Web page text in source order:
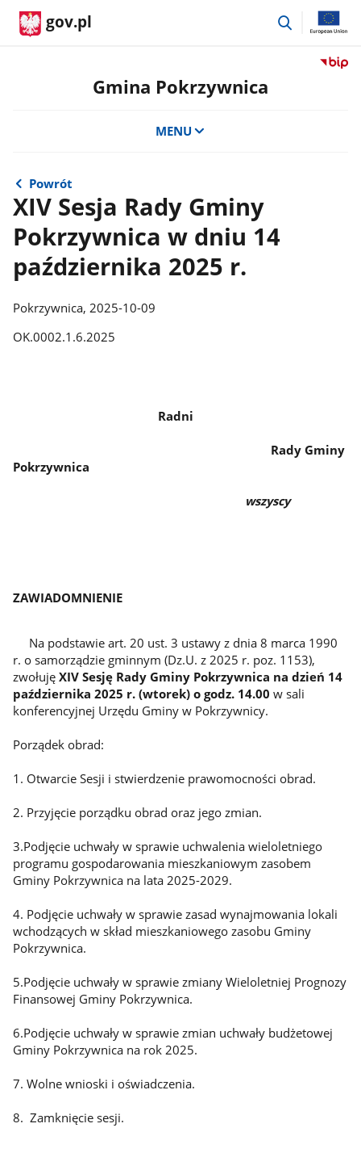
gov.pl
przejdź
Przejdź
Gmina Pokrzywnica
MENU
Powrót
XIV Sesja Rady Gminy
Pokrzywnica w dniu 14
października 2025 r.
Pokrzywnica, 2025-10-09
OK.0002.1.6.2025
Radni
Rady Gminy
Pokrzywnica
wszyscy
ZAWIADOMNIENIE
Na podstawie art. 20 ust. 3 ustawy z dnia 8 marca 1990
r. o samorządzie gminnym (Dz.U. z 2025 r. poz. 1153),
zwołuję XIV Sesję Rady Gminy Pokrzywnica na dzień 14
października 2025 r. (wtorek) o godz. 14.00 w sali
konferencyjnej Urzędu Gminy w Pokrzywnicy.
Porządek obrad:
1. Otwarcie Sesji i stwierdzenie prawomocności obrad.
2. Przyjęcie porządku obrad oraz jego zmian.
3.Podjęcie uchwały w sprawie uchwalenia wieloletniego
programu gospodarowania mieszkaniowym zasobem
Gminy Pokrzywnica na lata 2025-2029.
4. Podjęcie uchwały w sprawie zasad wynajmowania lokali
wchodzących w skład mieszkaniowego zasobu Gminy
Pokrzywnica.
5.Podjęcie uchwały w sprawie zmiany Wieloletniej Prognozy
Finansowej Gminy Pokrzywnica.
6.Podjęcie uchwały w sprawie zmian uchwały budżetowej
Gminy Pokrzywnica na rok 2025.
7. Wolne wnioski i oświadczenia.
8. Zamknięcie sesji.